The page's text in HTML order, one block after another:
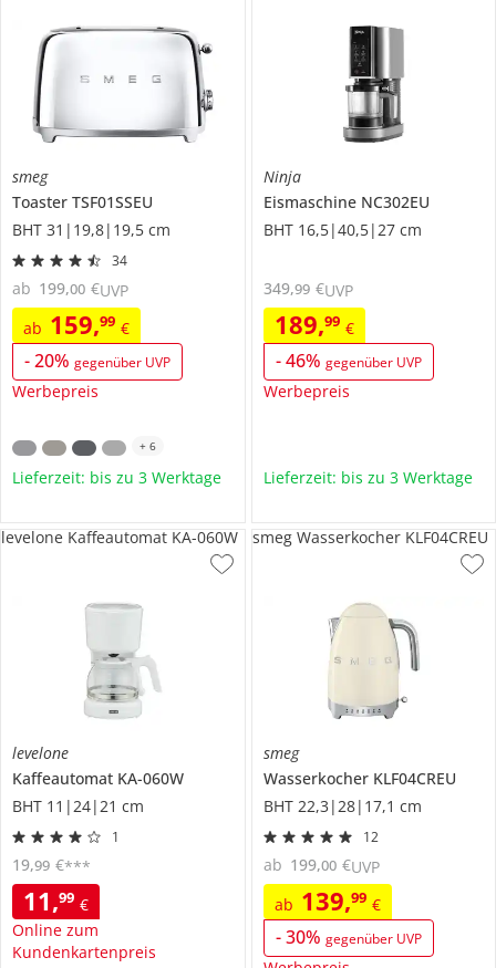
smeg
Toaster TSF01SSEU
BHT 31|19,8|19,5 cm
34
ab 159,99 €
-20% gegenüber UVP
Werbepreis
ab 199,00 €UVP
+ 6
Lieferzeit: bis zu 3 Werktage
Ninja
Eismaschine NC302EU
BHT 16,5|40,5|27 cm
189,99 €
-46% gegenüber UVP
Werbepreis
349,99 €UVP
Lieferzeit: bis zu 3 Werktage
levelone
Kaffeautomat KA-060W
BHT 11|24|21 cm
1
11,99 €
Online zum
Kundenkartenpreis
19,99 €***
levelone Kaffeautomat KA-060W
smeg
Wasserkocher KLF04CREU
BHT 22,3|28|17,1 cm
12
ab 139,99 €
-30% gegenüber UVP
ab 199,00 €UVP
smeg Wasserkocher KLF04CREU